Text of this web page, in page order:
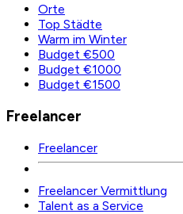
Orte
Top Städte
Warm im Winter
Budget €500
Budget €1000
Budget €1500
Freelancer
Freelancer
Freelancer Vermittlung
Talent as a Service